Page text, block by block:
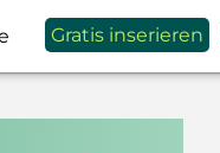
Gratis inserieren